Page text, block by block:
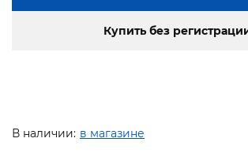
Купить без
В наличии: в магазине